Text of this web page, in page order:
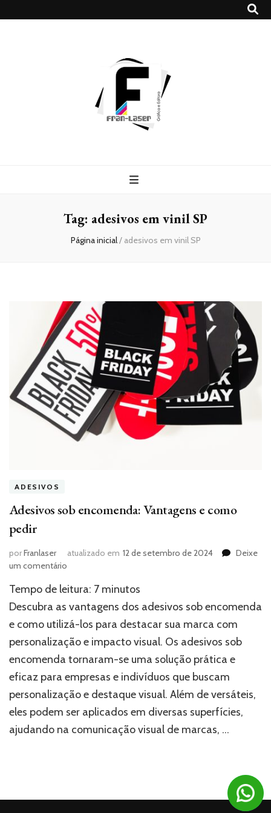
Tag: adesivos em vinil SP
Página inicial/ adesivos em vinil SP
ADESIVOS
Adesivos sob encomenda: Vantagens e como
pedir
porFranlaser atualizado em 12 de setembro de 2024
Deixe
um comentário
sob
encomenda:
Vantagens
e
como
pedir
Tempo de leitura: 7 minutos
Descubra as vantagens dos adesivos sob encomenda
e como utilizá-los para destacar sua marca com
personalização e impacto visual. Os adesivos sob
encomenda tornaram-se uma solução prática e
eficaz para empresas e indivíduos que buscam
personalização e destaque visual. Além de versáteis,
eles podem ser aplicados em diversas superfícies,
ajudando na comunicação visual de marcas, …